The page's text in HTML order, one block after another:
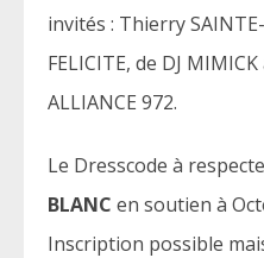
invités : Thierry SAINTE-
FELICITE, de DJ
ALLIANCE 972.
Le Dresscode à
BLANC en soutien à
Inscription possible